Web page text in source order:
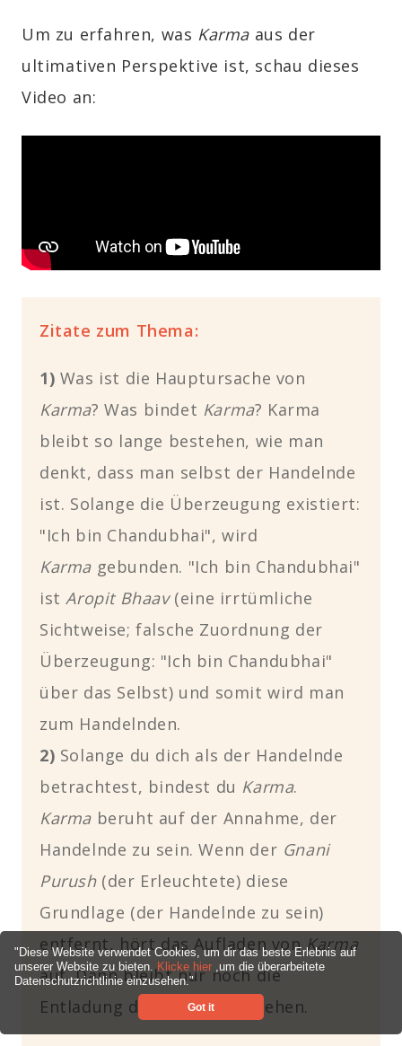
"Diese Website verwendet Cookies, um dir das beste Erlebnis auf
unserer Website zu bieten. Klicke hier ,um die überarbeitete
Datenschutzrichtlinie einzusehen."
Got it
Um zu erfahren, was Karma aus der
ultimativen Perspektive ist, schau dieses
Video an:
Zitate zum Thema:
1) Was ist die Hauptursache von
Karma? Was bindet Karma? Karma
bleibt so lange bestehen, wie man
denkt, dass man selbst der Handelnde
ist. Solange die Überzeugung existiert:
"Ich bin Chandubhai", wird
Karma gebunden. "Ich bin Chandubhai"
istAropit Bhaav(eine irrtümliche
Sichtweise; falsche Zuordnung der
Überzeugung: "Ich bin Chandubhai"
über das Selbst) und somit wird man
zum Handelnden.
2) Solange du dich als der Handelnde
betrachtest, bindest du Karma.
Karma beruht auf der Annahme, der
Handelnde zu sein. Wenn der Gnani
Purush(der Erleuchtete) diese
Grundlage (der Handelnde zu sein)
entfernt, hört das Aufladen vonKarma
auf. Dann bleibt nur noch die
Entladung des
Karmas bestehen.